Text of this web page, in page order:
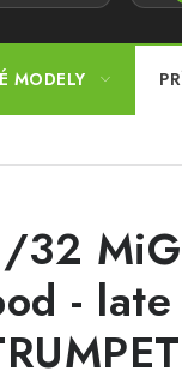
MODELY
32
-